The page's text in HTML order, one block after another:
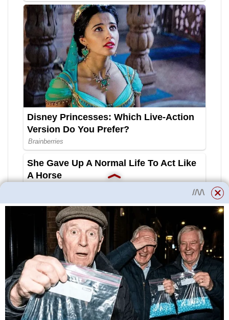
Přečtěte si více
Pigmentace a
onemocnění: Jaká je
mezi nimi
souvislost? |
MedAboutMe
Nízký tlak v rozvodu plynu
postačuje pro dopravu plynu z